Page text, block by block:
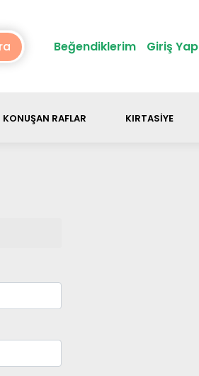
Beğendiklerim Giriş Yap
KONUŞAN RAFLAR KIRTASİYE